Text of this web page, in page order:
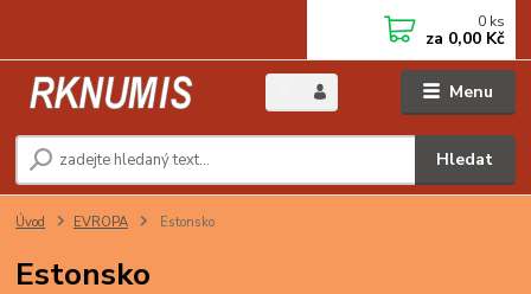
Menu
Hledat
0 ks
za 0,00 Kč
Úvod EVROPA Estonsko
Estonsko